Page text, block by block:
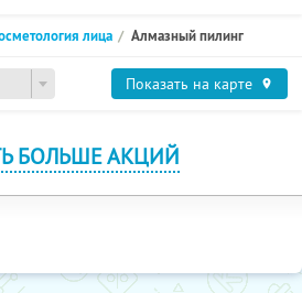
лица Алмазный пилинг
Показать на карте
БОЛЬШЕ АКЦИЙ